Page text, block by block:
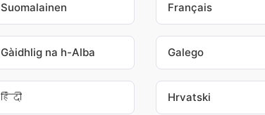
Suomalainen Français
Gàidhlig na h-Alba Galego
हिंदी Hrvatski